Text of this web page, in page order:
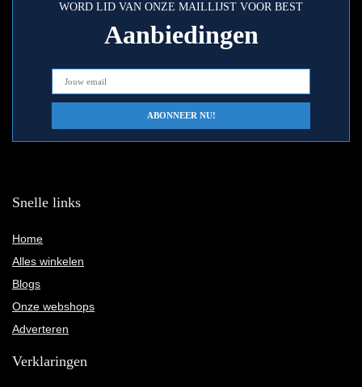
WORD LID VAN ONZE MAILLIJST VOOR BEST
Aanbiedingen
Snelle links
Home
Alles winkelen
Blogs
Onze webshops
Adverteren
Verklaringen